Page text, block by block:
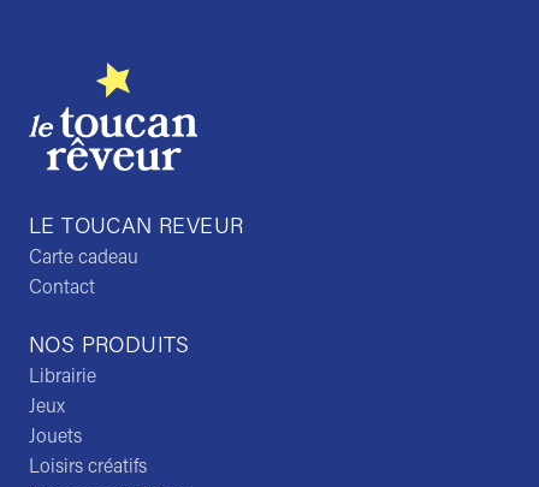
NOS PRODUITS
Librairie
Jeux
Jouets
Loisirs créatifs
LE TOUCAN REVEUR
Carte cadeau
Contact